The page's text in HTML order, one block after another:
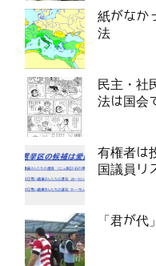
紙がなか
法
民主・社
法は国会
有権者は
国議員リ
「君が